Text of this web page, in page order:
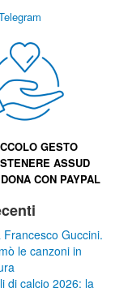
GESTO
ASSUD
DONA CON PAYPAL
Francesco Guccini.
le canzoni in
di calcio 2026: la